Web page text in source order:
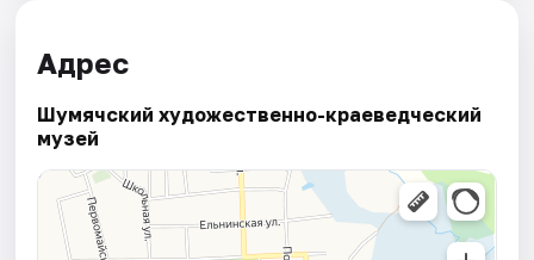
Адрес
Шумячский художественно-краеведческий
музей